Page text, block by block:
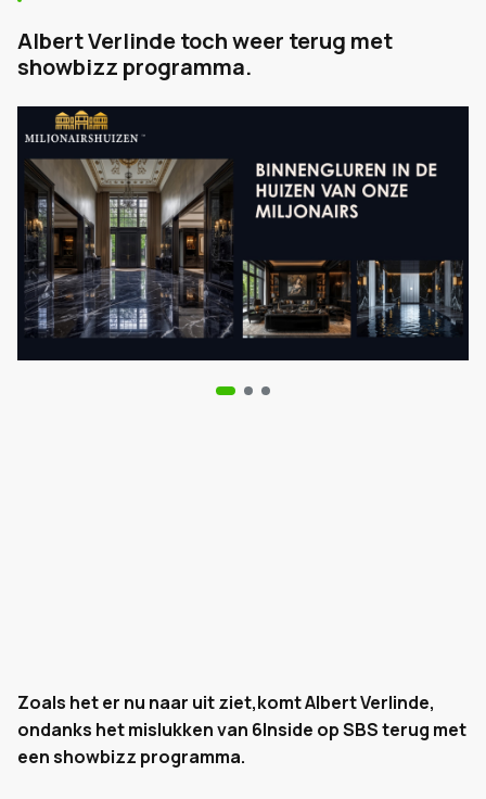
Albert Verlinde toch weer terug met
showbizz programma.
Zoals het er nu naar uit ziet,komt Albert Verlinde,
ondanks het mislukken van 6Inside op SBS terug met
een showbizz programma.